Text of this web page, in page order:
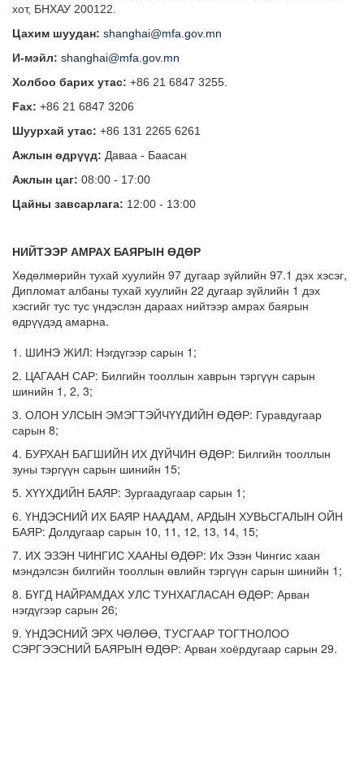
хот, БНХАУ 200122.
Цахим шуудан: shanghai@mfa.gov.mn
И-мэйл: shanghai@mfa.gov.mn
Холбоо барих утас: +86 21 6847 3255.
Fax: +86 21 6847 3206
Шуурхай утас: +86 131 2265 6261
Ажлын өдрүүд: Даваа - Баасан
Ажлын цаг: 08:00 - 17:00
Цайны завсарлага: 12:00 - 13:00
НИЙТЭЭР АМРАХ БАЯРЫН ӨДӨР
Хөдөлмөрийн тухай хуулийн 97 дугаар зүйлийн 97.1 дэх хэсэг,
Дипломат албаны тухай хуулийн 22 дугаар зүйлийн 1 дэх
хэсгийг тус тус үндэслэн дараах нийтээр амрах баярын
өдрүүдэд амарна.
1. ШИНЭ ЖИЛ: Нэгдүгээр сарын 1;
2. ЦАГААН САР: Билгийн тооллын хаврын тэргүүн сарын
шинийн 1, 2, 3;
3. ОЛОН УЛСЫН ЭМЭГТЭЙЧҮҮДИЙН ӨДӨР: Гуравдугаар
сарын 8;
4. БУРХАН БАГШИЙН ИХ ДҮЙЧИН ӨДӨР: Билгийн тооллын
зуны тэргүүн сарын шинийн 15;
5. ХҮҮХДИЙН БАЯР: Зургаадугаар сарын 1;
6. ҮНДЭСНИЙ ИХ БАЯР НААДАМ, АРДЫН ХУВЬСГАЛЫН ОЙН
БАЯР: Долдугаар сарын 10, 11, 12, 13, 14, 15;
7. ИХ ЭЗЭН ЧИНГИС ХААНЫ ӨДӨР: Их Эзэн Чингис хаан
мэндэлсэн билгийн тооллын өвлийн тэргүүн сарын шинийн 1;
8. БҮГД НАЙРАМДАХ УЛС ТУНХАГЛАСАН ӨДӨР: Арван
нэгдүгээр сарын 26;
9. ҮНДЭСНИЙ ЭРХ ЧӨЛӨӨ, ТУСГААР ТОГТНОЛОО
СЭРГЭЭСНИЙ БАЯРЫН ӨДӨР: Арван хоёрдугаар сарын 29.